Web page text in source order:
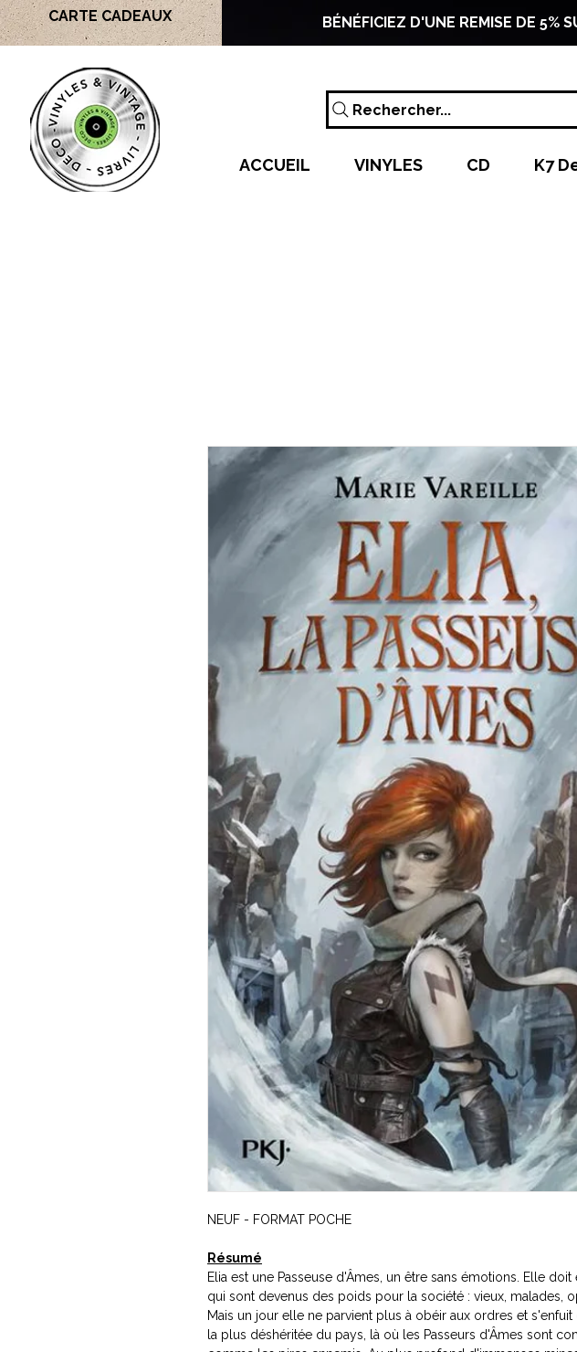
CARTE CADEAUX BÉNÉFICIEZ D'UNE REMISE DE 5%
Rechercher...
ACCUEIL VINYLES CD K7
NEUF - FORMAT POCHE
Résumé
Elia est une Passeuse d'Âmes, un être sans émotions. Elle
qui sont devenus des poids pour la société : vieux, malades,
Mais un jour elle ne parvient plus à obéir aux ordres et s'enfuit
la plus déshéritée du pays, là où les Passeurs d'Âmes sont